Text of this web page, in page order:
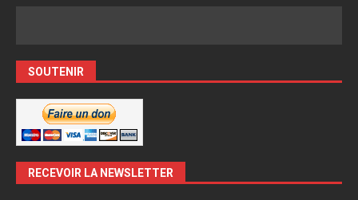
SOUTENIR
RECEVOIR LA NEWSLETTER